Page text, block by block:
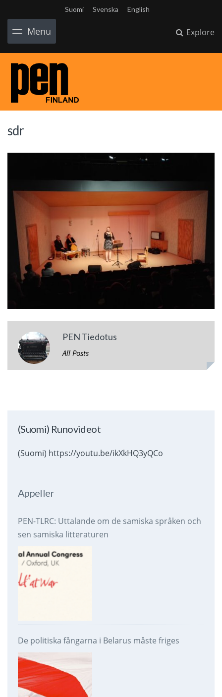
Suomi Svenska English
Menu Explore
sdr
PEN Tiedotus
All Posts
(Suomi) Runovideot
(Suomi) https://youtu.be/ikXkHQ3yQCo
Appeller
PEN-TLRC: Uttalande om de samiska språken och
sen samiska litteraturen
De politiska fångarna i Belarus måste friges